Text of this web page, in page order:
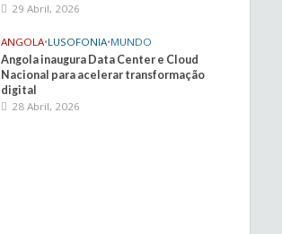
29 Abril, 2026
ANGOLA•LUSOFONIA•MUNDO
Angola inaugura Data Center e Cloud
Nacional para acelerar transformação
digital
28 Abril, 2026